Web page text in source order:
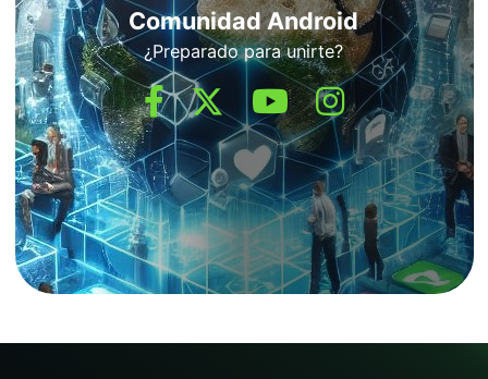
Comunidad Android
¿Preparado para unirte?